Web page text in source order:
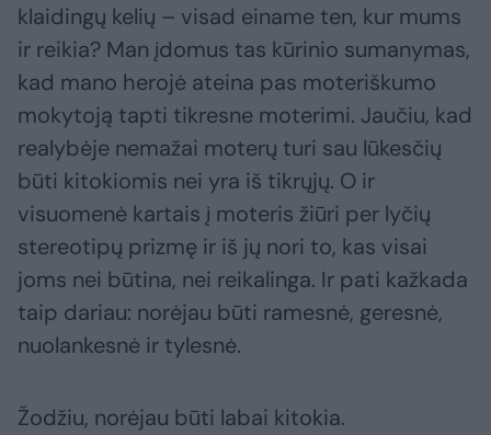
klaidingų kelių – visad einame ten, kur mums
ir reikia? Man įdomus tas kūrinio sumanymas,
kad mano herojė ateina pas moteriškumo
mokytoją tapti tikresne moterimi. Jaučiu, kad
realybėje nemažai moterų turi sau lūkesčių
būti kitokiomis nei yra iš tikrųjų. O ir
visuomenė kartais į moteris žiūri per lyčių
stereotipų prizmę ir iš jų nori to, kas visai
joms nei būtina, nei reikalinga. Ir pati kažkada
taip dariau: norėjau būti ramesnė, geresnė,
nuolankesnė ir tylesnė.
Žodžiu, norėjau būti labai kitokia.